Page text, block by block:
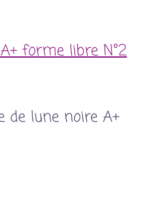
forme libre N°2
de lune noire A+